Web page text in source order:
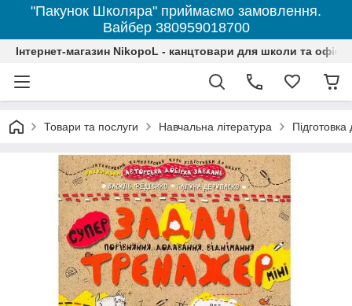
"Пакунок Школяра" приймаємо замовлення.
Вайбер 380959018700
Інтернет-магазин NikopoL - канцтовари для школи та офісу
Товари та послуги Навчальна література